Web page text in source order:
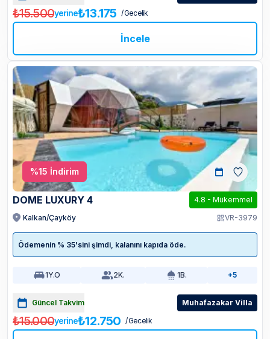
₺15.500yerine₺13.175 / Gecelik
İncele
%15 İndirim
DOME LUXURY 4 4.8 - Mükemmel
Kalkan/Çayköy
VR-3979
Ödemenin % 35'sini şimdi, kalanını kapıda öde.
1Y.O 2K. 1B. +5
Güncel Takvim Muhafazakar Villa
₺15.000yerine₺12.750 / Gecelik